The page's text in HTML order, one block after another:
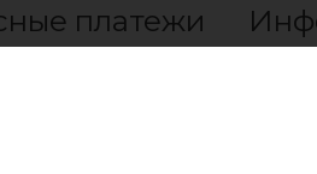
платежи